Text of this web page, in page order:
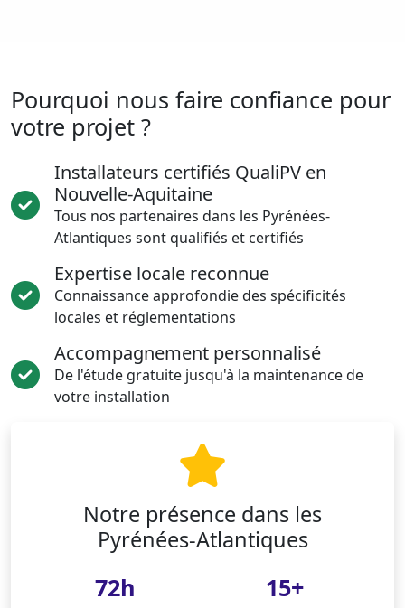
Pourquoi nous faire confiance pour
votre projet ?
Installateurs certifiés QualiPV en
Nouvelle-Aquitaine
Tous nos partenaires dans les Pyrénées-
Atlantiques sont qualifiés et certifiés
Expertise locale reconnue
Connaissance approfondie des spécificités
locales et réglementations
Accompagnement personnalisé
De l'étude gratuite jusqu'à la maintenance de
votre installation
Notre présence dans les
Pyrénées-Atlantiques
72h 15+